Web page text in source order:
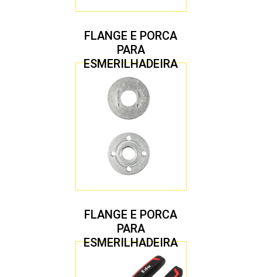
FLANGE E PORCA
PARA
ESMERILHADEIRA
4.1/2″ 22,23 MM
FLANGE E PORCA
PARA
ESMERILHADEIRA
4.1/2″ 20,00 MM